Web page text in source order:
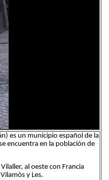
es un municipio español de la
encuentra en la población de
al oeste con Francia
y Les.